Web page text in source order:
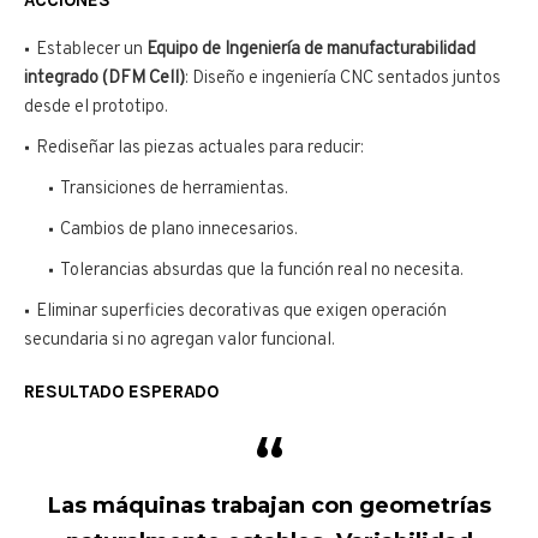
Establecer un Equipo de Ingeniería de manufacturabilidad
integrado (DFM Cell): Diseño e ingeniería CNC sentados juntos
desde el prototipo.
Rediseñar las piezas actuales para reducir:
Transiciones de herramientas.
Cambios de plano innecesarios.
Tolerancias absurdas que la función real no necesita.
Eliminar superficies decorativas que exigen operación
secundaria si no agregan valor funcional.
RESULTADO ESPERADO
Las máquinas trabajan con geometrías